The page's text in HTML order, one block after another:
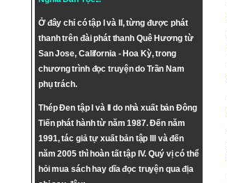
Ở đây chỉ có tập I và II, từng được phát
thanh trên đài phát thanh Quê Hương từ
San Jose, California - Hoa Kỳ, trong
chương trình đọc truyện do Trần Nam
phụ trách.
Thép Đen tập I và II do nhà xuất bản Đông
Tiến phát hành từ năm 1987. Đến năm
1991, tác giả tự xuất bản tập III và đến
năm 2005 thì hoàn tất tập IV. Quý vị có thể
hỏi mua sách hay dĩa đọc truyện qua địa